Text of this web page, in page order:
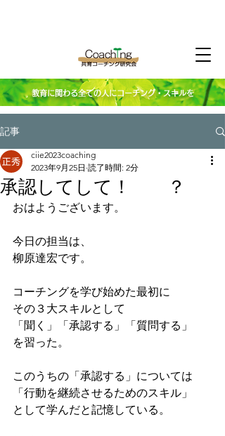
教育に関わる全ての人にコーチング・スキルを
記事
承認してして！ ？
ciie2023coaching
2023年9月25日 読了時間: 2分
おはようございます。
今日の担当は、
柳原達宏です。
コーチングを学び始めた最初に
その３大スキルとして
「聞く」「承認する」「質問する」
を習った。
このうちの「承認する」については
「行動を継続させるためのスキル」
として学んだと記憶している。